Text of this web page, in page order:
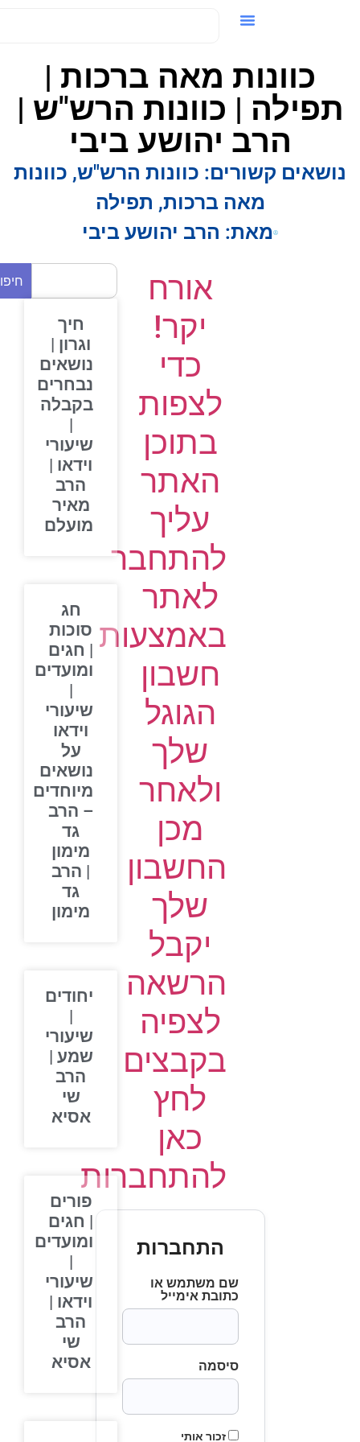
כוונות מאה ברכות |
| כוונות הרש"ש |
הרב יהושע ביבי
קשורים: כוונות הרש"ש,כוונות
מאה ברכות,תפילה
מאת:הרב יהושע ביבי
אורח
יקר!
כדי
לצפות
בתוכן
האתר
עליך
להתחבר
לאתר
באמצעות
חשבון
הגוגל
שלך
ולאחר
מכן
החשבון
שלך
יקבל
הרשאה
לצפיה
בקבצים
לחץ
כאן
להתחברות
התחברות
שם משתמש או
כתובת אימייל
סיסמה
זכור אותי
חיפוש
חיך
וגרון |
נושאים
נבחרים
בקבלה
שיעורי
וידאו |
הרב
מאיר
מועלם
חג
סוכות
| חגים
ומועדים
שיעורי
וידאו
על
נושאים
מיוחדים
– הרב
מימון
| הרב
מימון
יחודים
שיעורי
שמע |
הרב
שי
אסיא
פורים
| חגים
ומועדים
שיעורי
וידאו |
הרב
שי
אסיא